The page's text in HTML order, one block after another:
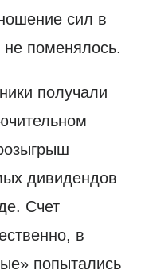
сил в
поменялось.
получали
дивидендов
Счет
в
попытались